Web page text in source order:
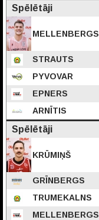
Spēlētāji
MELLENBERGS
STRAUTS
PYVOVAR
EPNERS
ARNĪTIS
Spēlētāji
KRŪMIŅŠ
GRĪNBERGS
TRUMEKALNS
MELLENBERGS